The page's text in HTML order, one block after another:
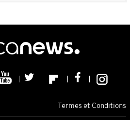
Termes et Conditions